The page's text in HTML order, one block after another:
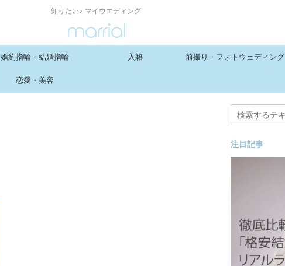
知りたい♪ マイウエディング
婚約指輪・結婚指輪 入籍 前撮り・フォトウェディング
恋愛・美容
注目記事